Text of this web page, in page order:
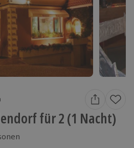
für 2 (1 Nacht)